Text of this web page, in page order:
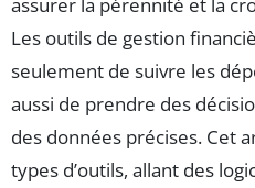
Les outils de gestion
seulement de suivre les
aussi de prendre des
des données précises. Cet
types d’outils, allant des